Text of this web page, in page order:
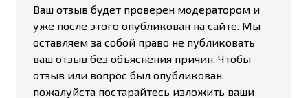
Ваш отзыв будет проверен модератором и
уже после этого опубликован на сайте. Мы
оставляем за собой право не публиковать
ваш отзыв без объяснения причин. Чтобы
отзыв или вопрос был опубликован,
пожалуйста постарайтесь изложить ваши